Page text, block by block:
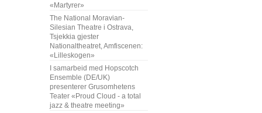
«Martyrer»
The National Moravian-
Silesian Theatre i Ostrava,
Tsjekkia gjester
Nationaltheatret, Amfiscenen:
«Lilleskogen»
I samarbeid med Hopscotch
Ensemble (DE/UK)
presenterer Grusomhetens
Teater «Proud Cloud - a total
jazz & theatre meeting»